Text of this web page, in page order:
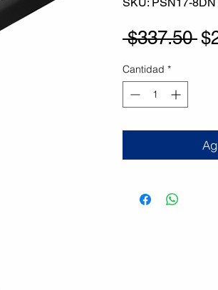
$337.50
Cantidad *